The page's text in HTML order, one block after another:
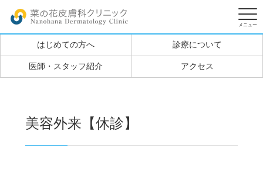
はじめての方へ 診療について
医師・スタッフ紹介 アクセス
美容外来【休診】